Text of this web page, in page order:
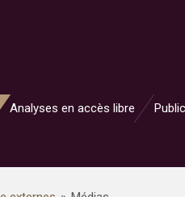
Analyses en accès libre